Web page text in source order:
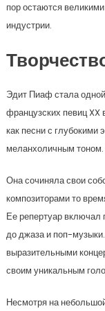
пор остаются
индустрии.
Эдит Пиаф стала
французских певиц
как песни с
меланхоличным тоном.
Она сочиняла свои
композиторами то
Ее репертуар включал
до джаза и поп-
выразительными
своим уникальным
Несмотря на